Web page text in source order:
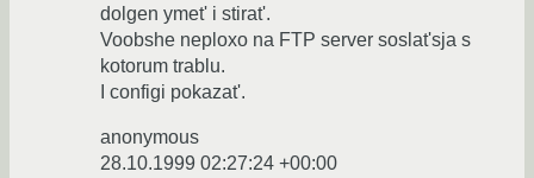
dolgen ymet' i stirat'.
Voobshe neploxo na FTP server soslat'sja s
kotorum trablu.
I configi pokazat'.
anonymous
28.10.1999 02:27:24 +00:00